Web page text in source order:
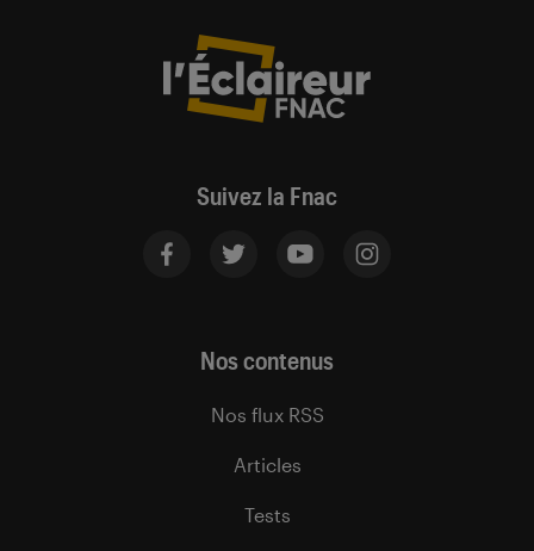
Suivez la Fnac
Nos contenus
Nos flux RSS
Articles
Tests